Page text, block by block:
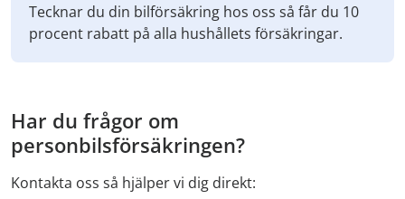
Tecknar du din bilförsäkring hos oss så får du 10
procent rabatt på alla hushållets försäkringar.
Har du frågor om
personbilsförsäkringen?
Kontakta oss så hjälper vi dig direkt: